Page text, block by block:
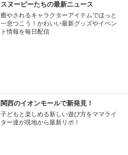
スヌーピーたちの最新ニュース
癒やされるキャラクターアイテムでほっと
一息つこう！かわいい最新グッズやイベン
ト情報を毎日配信
関西のイオンモールで新発見！
子どもと楽しめる新しい遊び方をママライ
ター達が現地から最新リポ！